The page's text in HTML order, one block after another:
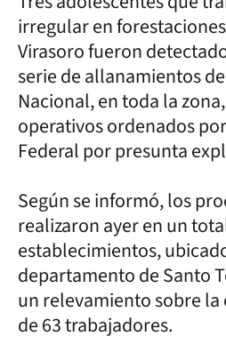
irregular en
Virasoro fueron
serie de allanamientos
Nacional, en toda la
operativos ordenados
Federal por presunta
Según se informó, los
realizaron ayer en un
establecimientos,
departamento de Santo
un relevamiento sobre
de 63 trabajadores.